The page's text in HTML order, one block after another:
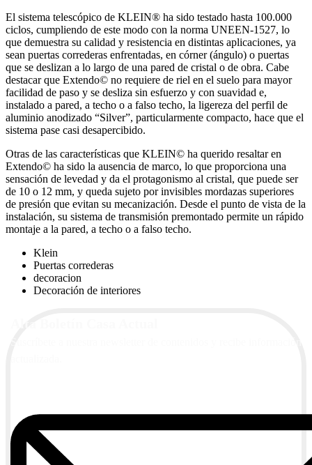
El sistema telescópico de KLEIN® ha sido testado hasta 100.000
ciclos, cumpliendo de este modo con la norma UNEEN-1527, lo
que demuestra su calidad y resistencia en distintas aplicaciones, ya
sean puertas correderas enfrentadas, en córner (ángulo) o puertas
que se deslizan a lo largo de una pared de cristal o de obra. Cabe
destacar que Extendo© no requiere de riel en el suelo para mayor
facilidad de paso y se desliza sin esfuerzo y con suavidad e,
instalado a pared, a techo o a falso techo, la ligereza del perfil de
aluminio anodizado “Silver”, particularmente compacto, hace que el
sistema pase casi desapercibido.
Otras de las características que KLEIN© ha querido resaltar en
Extendo© ha sido la ausencia de marco, lo que proporciona una
sensación de levedad y da el protagonismo al cristal, que puede ser
de 10 o 12 mm, y queda sujeto por invisibles mordazas superiores
de presión que evitan su mecanización. Desde el punto de vista de la
instalación, su sistema de transmisión premontado permite un rápido
montaje a la pared, a techo o a falso techo.
Klein
Puertas correderas
decoracion
Decoración de interiores